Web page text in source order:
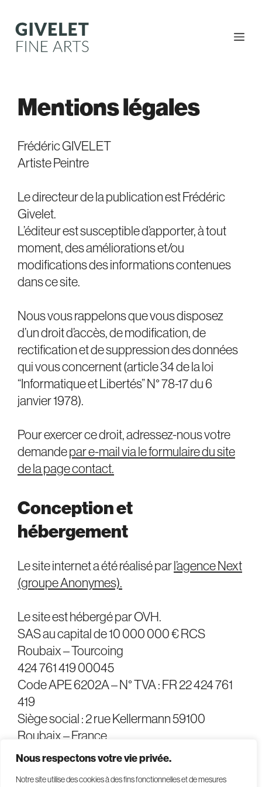
Nous respectons votre vie privée.
Notre site utilise des cookies à des fins fonctionnelles et de mesures
contenu
Mentions légales
Frédéric GIVELET
Artiste Peintre
Le directeur de la publication est Frédéric
Givelet.
L’éditeur est susceptible d’apporter, à tout
moment, des améliorations et/ou
modifications des informations contenues
dans ce site.
Nous vous rappelons que vous disposez
d’un droit d’accès, de modification, de
rectification et de suppression des données
qui vous concernent (article 34 de la loi
“Informatique et Libertés” N° 78-17 du 6
janvier 1978).
Pour exercer ce droit, adressez-nous votre
demandepar e-mail via le formulaire du site
de la page contact.
Conception et
hébergement
Le site internet a été réalisé parl’agence Next
(groupe Anonymes).
Le site est hébergé par OVH.
SAS au capital de 10 000 000 € RCS
Roubaix – Tourcoing
424 761 419 00045
Code APE 6202A – N° TVA : FR 22 424 761
419
Siège social : 2 rue Kellermann 59100
Roubaix – France